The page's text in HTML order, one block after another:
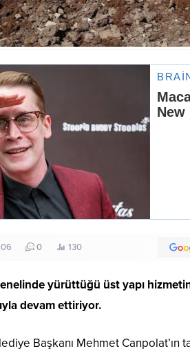
0 130
yürüttüğü üst yapı
devam ettiriyor.
Başkanı Mehmet Canpolat’ın